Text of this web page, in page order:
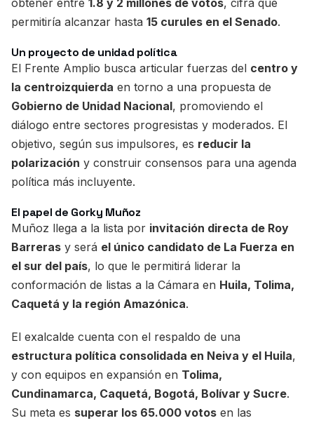
permitiría alcanzar hasta 15 curules en el Senado.
Un proyecto de unidad política
El Frente Amplio busca articular fuerzas del centro y
la centroizquierda en torno a una propuesta de
Gobierno de Unidad Nacional, promoviendo el
diálogo entre sectores progresistas y moderados. El
objetivo, según sus impulsores, es reducir la
polarización y construir consensos para una agenda
política más incluyente.
El papel de Gorky Muñoz
Muñoz llega a la lista por invitación directa de Roy
Barreras y será el único candidato de La Fuerza en
el sur del país, lo que le permitirá liderar la
conformación de listas a la Cámara en Huila, Tolima,
Caquetá y la región Amazónica.
El exalcalde cuenta con el respaldo de una
estructura política consolidada en Neiva y el Huila,
y con equipos en expansión en Tolima,
Cundinamarca, Caquetá, Bogotá, Bolívar y Sucre.
Su meta es superar los 65.000 votos en las